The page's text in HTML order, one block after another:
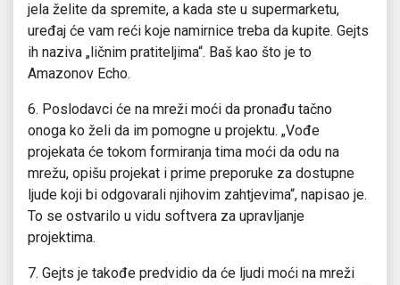
jela želite da spremite, a kada ste u supermarketu,
uređaj će vam reći koje namirnice treba da kupite. Gejts
ih naziva „ličnim pratiteljima“. Baš kao što je to
Amazonov Echo.
6. Poslodavci će na mreži moći da pronađu tačno
onoga ko želi da im pomogne u projektu. „Vođe
projekata će tokom formiranja tima moći da odu na
mrežu, opišu projekat i prime preporuke za dostupne
ljude koji bi odgovarali njihovim zahtjevima“, napisao je.
To se ostvarilo u vidu softvera za upravljanje
projektima.
7. Gejts je takođe predvidio da će ljudi moći na mreži